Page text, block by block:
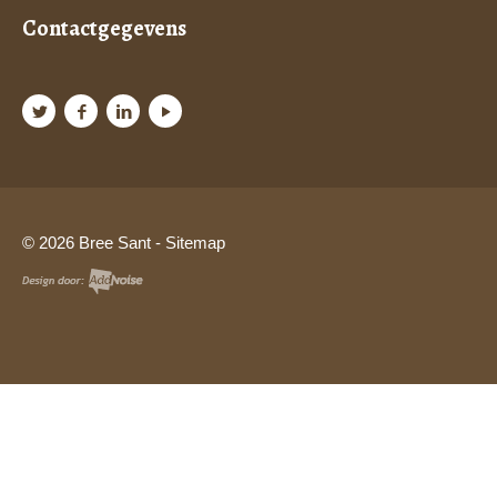
Contactgegevens
© 2026 Bree Sant - Sitemap